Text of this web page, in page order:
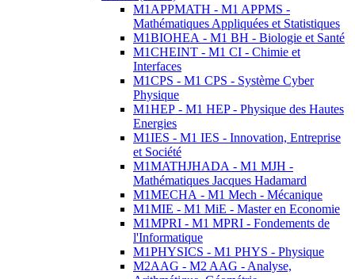
M1APPMATH - M1 APPMS -
Mathématiques Appliquées et Statistiques
M1BIOHEA - M1 BH - Biologie et Santé
M1CHEINT - M1 CI - Chimie et
Interfaces
M1CPS - M1 CPS - Système Cyber
Physique
M1HEP - M1 HEP - Physique des Hautes
Energies
M1IES - M1 IES - Innovation, Entreprise
et Société
M1MATHJHADA - M1 MJH -
Mathématiques Jacques Hadamard
M1MECHA - M1 Mech - Mécanique
M1MIE - M1 MiE - Master en Economie
M1MPRI - M1 MPRI - Fondements de
l'Informatique
M1PHYSICS - M1 PHYS - Physique
M2AAG - M2 AAG - Analyse,